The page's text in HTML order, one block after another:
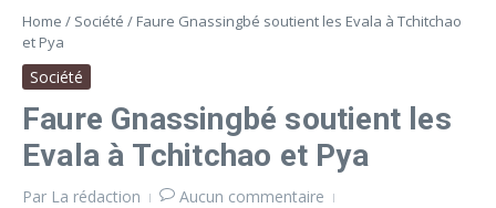
Home / Société / Faure Gnassingbé soutient les Evala à Tchitchao
et Pya
Société
Faure Gnassingbé soutient les
Evala à Tchitchao et Pya
Par La rédaction
Aucun commentaire